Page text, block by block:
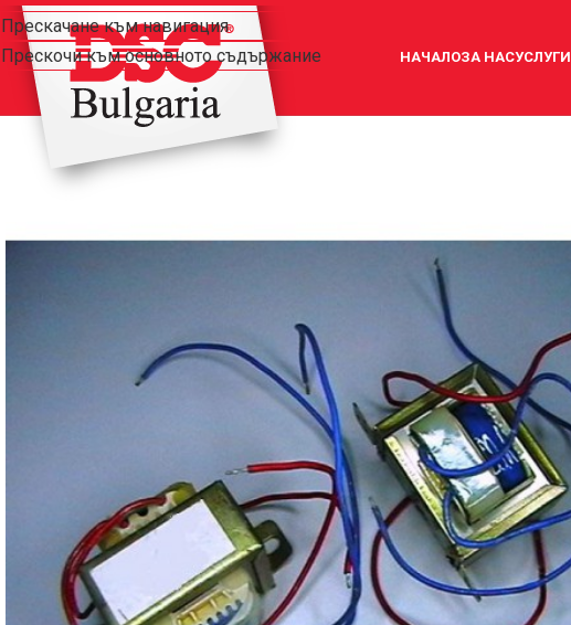
Прескачане към навигация
Прескочи към основното съдържание
НАЧАЛОЗА НАСУСЛУГИ